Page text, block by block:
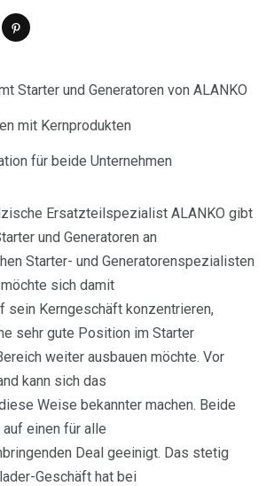
Starter und Generatoren von ALANKO
mit Kernprodukten
für beide Unternehmen
Ersatzteilspezialist ALANKO gibt
und Generatoren an
Starter- und Generatorenspezialisten
sich damit
sein Kerngeschäft konzentrieren,
sehr gute Position im Starter
weiter ausbauen möchte. Vor
kann sich das
Weise bekannter machen. Beide
einen für alle
Deal geeinigt. Das stetig
Geschäft hat bei